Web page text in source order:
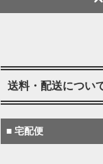
送料・配送につい
■ 宅配便